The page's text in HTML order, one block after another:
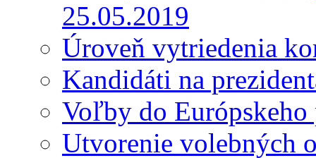
25.05.2019
Úroveň vytriedenia
Kandidáti na
Voľby do Európskeho
Utvorenie volebných